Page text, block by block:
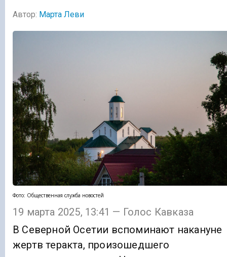
Автор: Марта Леви
Фото: Общественная служба новостей
19 марта 2025, 13:41 — Голос Кавказа
В Северной Осетии вспоминают накануне
жертв теракта, произошедшего